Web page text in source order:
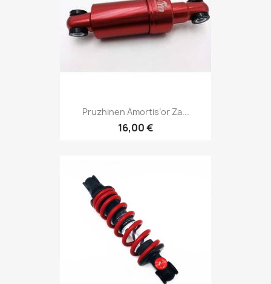
Pruzhinen Amortis’or Za...
16,00 €